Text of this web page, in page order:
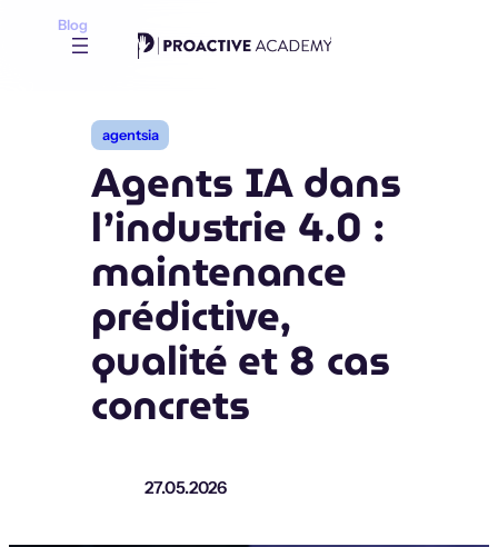
Blog
agentsia
Agents IA dans
l’industrie 4.0 :
maintenance
prédictive,
qualité et 8 cas
concrets
27.05.2026